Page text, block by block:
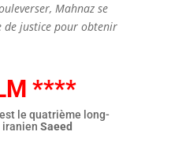
Mahnaz se
de justice pour obtenir
****
le quatrième long-
iranien Saeed